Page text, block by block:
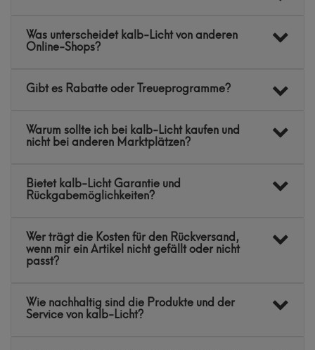
Was unterscheidet kalb-Licht von anderen
Online-Shops?
Gibt es Rabatte oder Treueprogramme?
Warum sollte ich bei kalb-Licht kaufen und
nicht bei anderen Marktplätzen?
Bietet kalb-Licht Garantie und
Rückgabemöglichkeiten?
Wer trägt die Kosten für den Rückversand,
wenn mir ein Artikel nicht gefällt oder nicht
passt?
Wie nachhaltig sind die Produkte und der
Service von kalb-Licht?